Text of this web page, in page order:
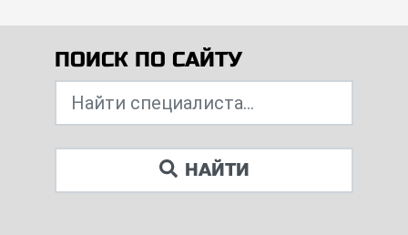
ПОИСК ПО САЙТУ
НАЙТИ